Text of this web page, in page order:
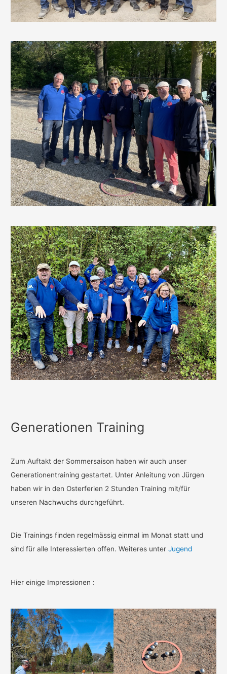
Generationen Training
Zum Auftakt der Sommersaison haben wir auch unser
Generationentraining gestartet. Unter Anleitung von Jürgen
haben wir in den Osterferien 2 Stunden Training mit/für
unseren Nachwuchs durchgeführt.
Die Trainings finden regelmässig einmal im Monat statt und
sind für alle Interessierten offen. Weiteres unterJugend
Hier einige Impressionen :